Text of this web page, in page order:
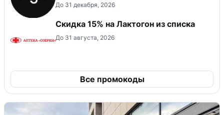
До 31 декабря, 2026
Скидка 15% на Лактогон из списка
До 31 августа, 2026
Все промокоды